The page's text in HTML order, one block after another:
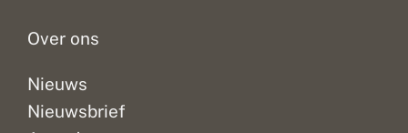
Over ons
Nieuws
Nieuwsbrief